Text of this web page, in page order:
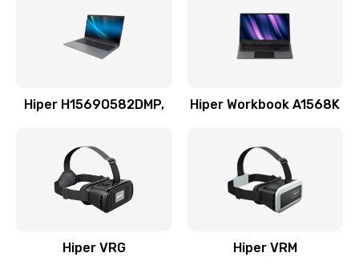
Hiper H1569O582DMP, Hiper Workbook A1568K
Hiper VRG Hiper VRM